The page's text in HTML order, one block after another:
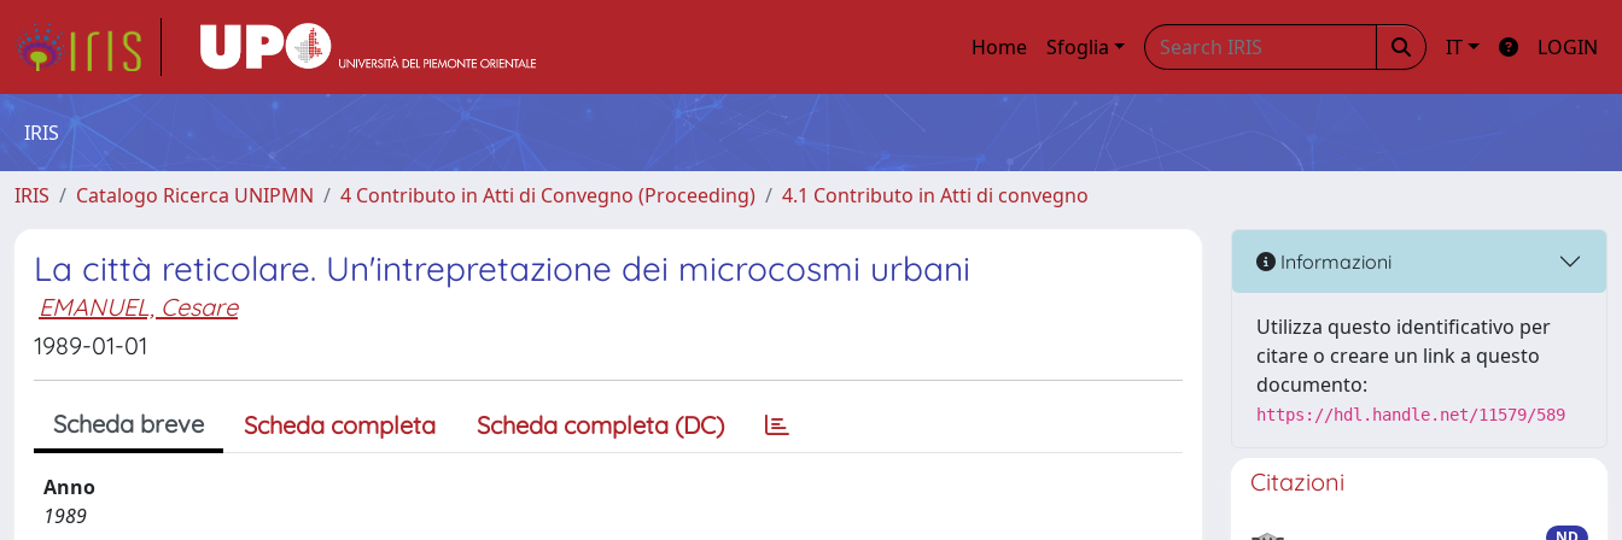
Home Sfoglia IT LOGIN
IRIS
IRIS Catalogo Ricerca UNIPMN 4 Contributo in Atti di Convegno (Proceeding) 4.1 Contributo in Atti di convegno
La città reticolare. Un'intrepretazione dei microcosmi urbani
EMANUEL, Cesare
1989-01-01
Scheda breve Scheda completa Scheda completa (DC)
Anno
1989
Informazioni
Utilizza questo identificativo per
citare o creare un link a questo
documento:
https://hdl.handle.net/11579/589
Citazioni